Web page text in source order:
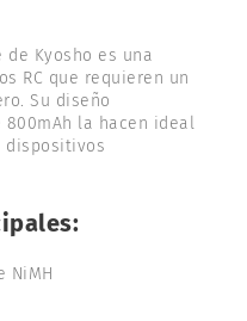
de Kyosho es una
RC que requieren un
Su diseño
la hacen ideal
dispositivos
NiMH